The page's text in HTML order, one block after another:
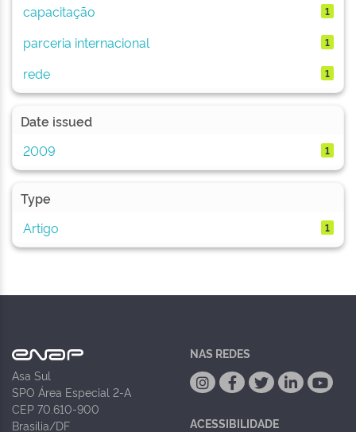
capacitação
1
parceria internacional 1
rede 1
Date issued
2009
1
Type
Artigo
1
Asa Sul
SPO Área Especial 2-A
CEP 70.610-900
Brasília/DF
NAS REDES
ACESSIBILIDADE